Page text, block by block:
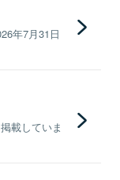
年7月31日
載していま